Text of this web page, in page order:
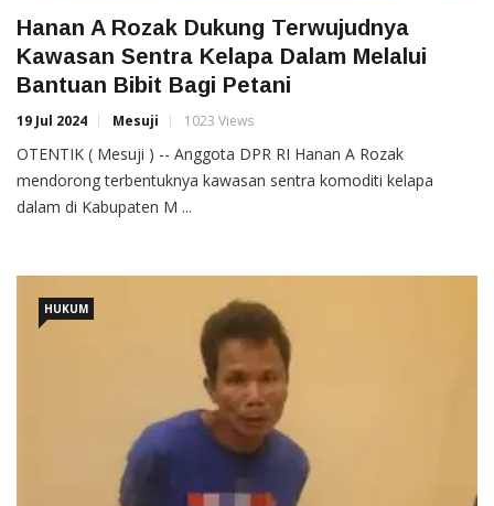
Hanan A Rozak Dukung Terwujudnya
Kawasan Sentra Kelapa Dalam Melalui
Bantuan Bibit Bagi Petani
19 Jul 2024 Mesuji 1023 Views
OTENTIK ( Mesuji ) -- Anggota DPR RI Hanan A Rozak
mendorong terbentuknya kawasan sentra komoditi kelapa
dalam di Kabupaten M ...
HUKUM